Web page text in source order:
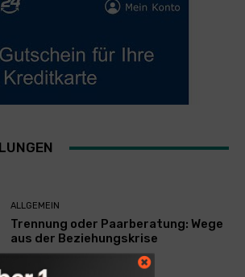
ALLGEMEIN
Trennung oder Paarberatung: Wege
aus der Beziehungskrise